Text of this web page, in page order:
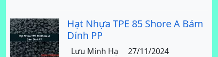
Hạt Nhựa TPE 85 Shore A Bám
Dính PP
Lưu Minh Hạ 27/11/2024